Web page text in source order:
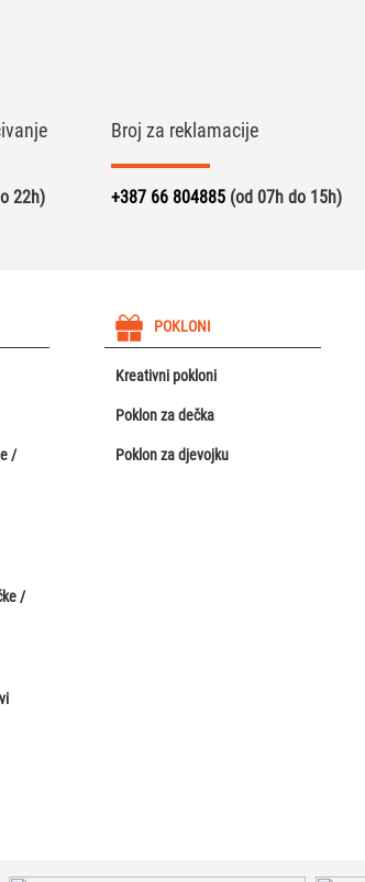
22h)
Broj za reklamacije
+387 66 804885 (od 07h do 15h)
/
/
POKLONI
Kreativni pokloni
Poklon za dečka
Poklon za djevojku